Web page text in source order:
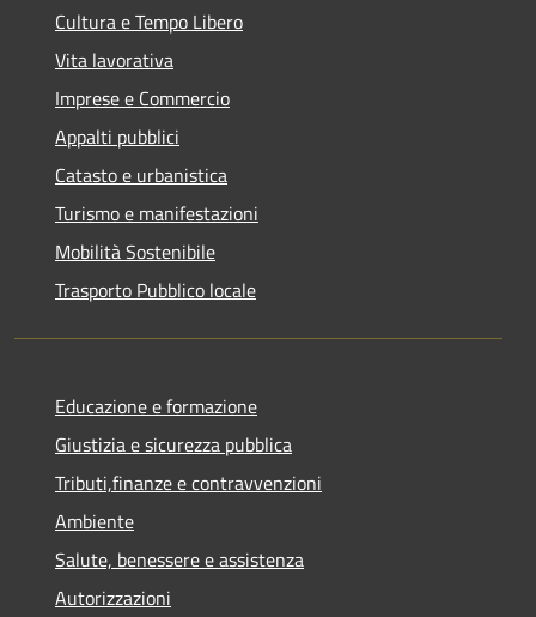
Cultura e Tempo Libero
Vita lavorativa
Imprese e Commercio
Appalti pubblici
Catasto e urbanistica
Turismo e manifestazioni
Mobilità Sostenibile
Trasporto Pubblico locale
Educazione e formazione
Giustizia e sicurezza pubblica
Tributi,finanze e contravvenzioni
Ambiente
Salute, benessere e assistenza
Autorizzazioni